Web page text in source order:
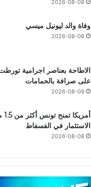
2026-08-08
وفاة والد ليونيل ميسي
2026-08-08
الاطاحة بعناصر اجرامية
على صرافة بالحمامات
2026-08-08
الاستثمار في الفسفاط
2026-08-08